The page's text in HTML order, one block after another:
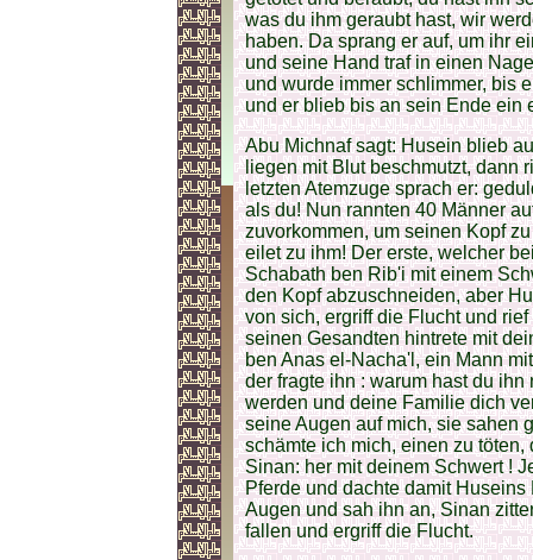
was du ihm geraubt hast, wir
haben. Da sprang er auf, um ihr
und seine Hand traf in einen
und wurde immer schlimmer, bis
und er blieb bis an sein Ende ein
Abu Michnaf sagt: Husein blieb
liegen mit Blut beschmutzt, dann
letzten Atemzuge sprach er:
als du! Nun rannten 40 Männer
zuvorkommen, um seinen Kopf
eilet zu ihm! Der erste, welcher
Schabath ben Rib'i mit einem
den Kopf abzuschneiden, aber
von sich, ergriff die Flucht und
seinen Gesandten hintrete mit
ben Anas el-Nacha'l, ein Mann
der fragte ihn : warum hast du
werden und deine Familie dich
seine Augen auf mich, sie sahen
schämte ich mich, einen zu
Sinan: her mit deinem Schwert !
Pferde und dachte damit
Augen und sah ihn an, Sinan
fallen und ergriff die Flucht.